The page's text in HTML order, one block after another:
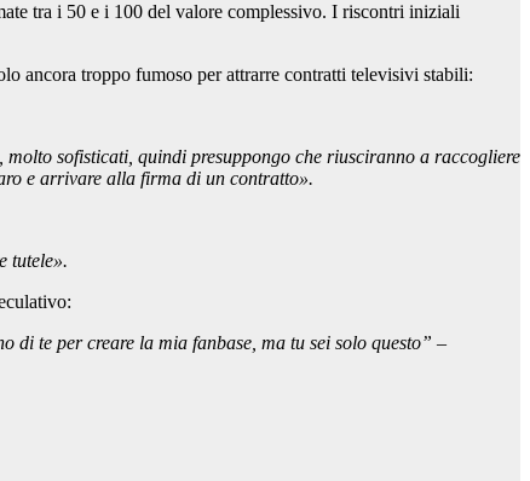
tra i 50 e i 100 del valore complessivo. I riscontri iniziali
ancora troppo fumoso per attrarre contratti televisivi stabili:
sofisticati, quindi presuppongo che riusciranno a raccogliere
e arrivare alla firma di un contratto».
tutele».
di te per creare la mia fanbase, ma tu sei solo questo” –